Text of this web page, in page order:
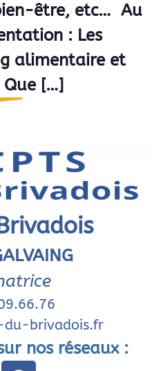
être, etc… Au
: Les
alimentaire et
[…]
du-brivadois.fr
nos réseaux :